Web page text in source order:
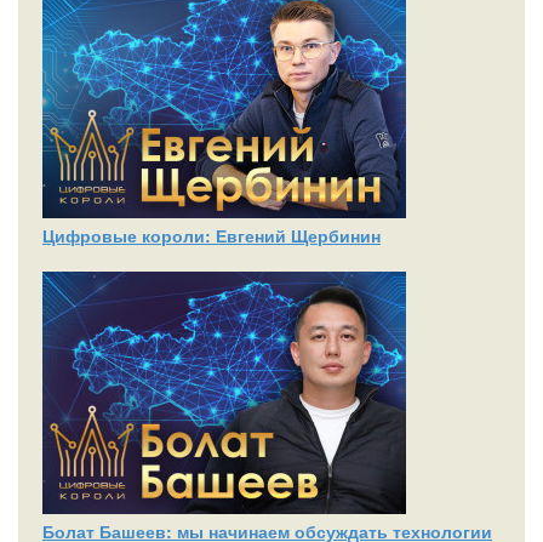
Цифровые короли: Евгений Щербинин
Болат Башеев: мы начинаем обсуждать технологии